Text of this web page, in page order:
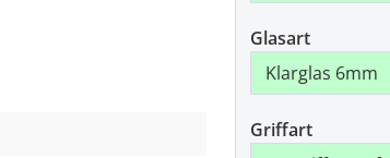
Glasart
Griffart